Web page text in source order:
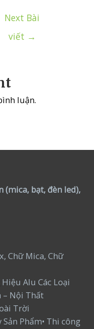
Next Bài
viết →
luận.
(mica, bạt, đèn led),
Chữ Mica, Chữ
Alu Các Loại
– Nội Thất
Trời
Phẩm• Thi công